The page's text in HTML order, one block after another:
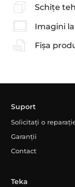
Schițe
Imagini
Fișa
Suport
Solicitați o
Garanții
Contact
Teka